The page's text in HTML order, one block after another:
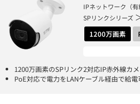
IPネットワーク（有
SPリンクシリーズ
1200万画素
1200万画素のSPリンク2対応IP赤外線カ
PoE対応で電力をLANケーブル経由で給電